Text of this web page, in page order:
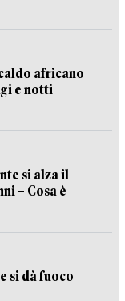
africano
e notti
si alza il
– Cosa è
si dà fuoco